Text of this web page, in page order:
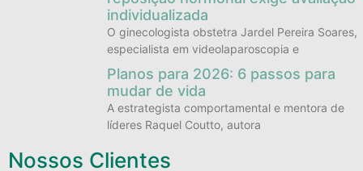
individualizada
O ginecologista obstetra Jardel Pereira Soares,
especialista em videolaparoscopia e
Planos para 2026: 6 passos para
mudar de vida
A estrategista comportamental e mentora de
líderes Raquel Coutto, autora
Nossos Clientes